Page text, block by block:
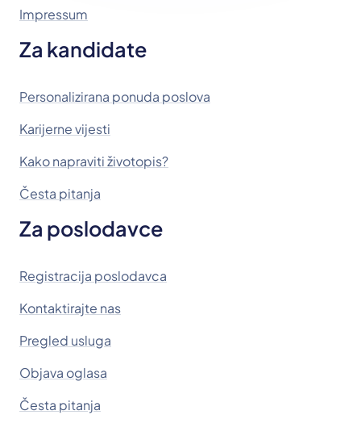
Impressum
Za kandidate
Personalizirana ponuda poslova
Karijerne vijesti
Kako napraviti životopis?
Česta pitanja
Za poslodavce
Registracija poslodavca
Kontaktirajte nas
Pregled usluga
Objava oglasa
Česta pitanja